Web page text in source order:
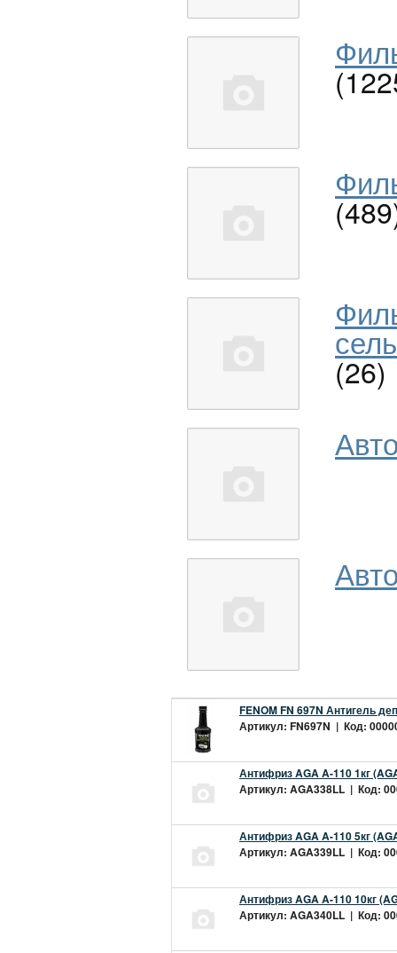
(26)
FENOM FN 697N Антигель
Артикул: FN697N | Код:
Антифриз AGA A-110 1кг
Артикул: AGA338LL | Код:
Антифриз AGA A-110 5кг
Артикул: AGA339LL | Код:
Антифриз AGA A-110 10кг
Артикул: AGA340LL | Код: